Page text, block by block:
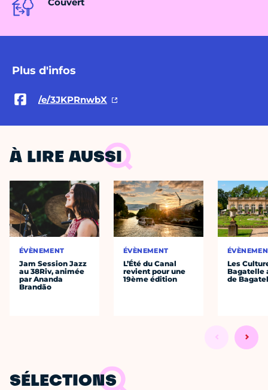
Plus d'infos
/e/3JKPRnwbX
À LIRE AUSSI
ÉVÈNEMENT
Jam Session Jazz
au 38Riv, animée
par Ananda
Brandão
ÉVÈNEMENT
L’Été du Canal
revient pour une
19ème édition
Les
Bagatelle
de
SÉLECTIONS